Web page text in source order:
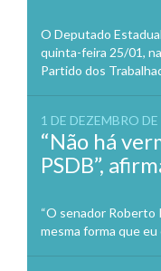
O Deputado
quinta-feira 25/01,
Partido dos
1 DE DEZEMBRO
“Não há
PSDB”,
“O senador Roberto
mesma forma que